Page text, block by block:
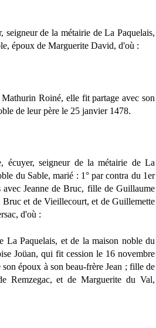
de la métairie de La Paquelais,
époux de Marguerite David, d'où :
Mathurin Roiné, elle fit partage avec son
de leur père le 25 janvier 1478.
écuyer, seigneur de la métairie de La
du Sable, marié : 1° par contra du 1er
avec Jeanne de Bruc, fille de Guillaume
Bruc et de Vieillecourt, et de Guillemette
d'où :
La Paquelais, et de la maison noble du
Joüan, qui fit cession le 16 novembre
son époux à son beau-frère Jean ; fille de
Remzegac, et de Marguerite du Val,